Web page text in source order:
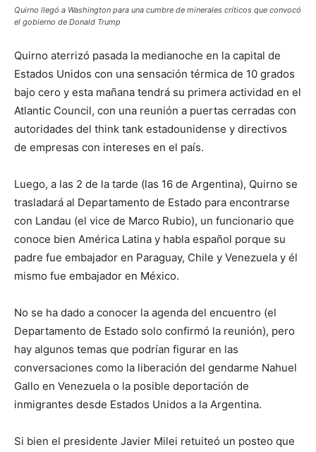
Quirno llegó a Washington para una cumbre de minerales críticos que convocó
el gobierno de Donald Trump
Quirno aterrizó pasada la medianoche en la capital de
Estados Unidos con una sensación térmica de 10 grados
bajo cero y esta mañana tendrá su primera actividad en el
Atlantic Council, con una reunión a puertas cerradas con
autoridades del think tank estadounidense y directivos
de empresas con intereses en el país.
Luego, a las 2 de la tarde (las 16 de Argentina), Quirno se
trasladará al Departamento de Estado para encontrarse
con Landau (el vice de Marco Rubio), un funcionario que
conoce bien América Latina y habla español porque su
padre fue embajador en Paraguay, Chile y Venezuela y él
mismo fue embajador en México.
No se ha dado a conocer la agenda del encuentro (el
Departamento de Estado solo confirmó la reunión), pero
hay algunos temas que podrían figurar en las
conversaciones como la liberación del gendarme Nahuel
Gallo en Venezuela o la posible deportación de
inmigrantes desde Estados Unidos a la Argentina.
Si bien el presidente Javier Milei retuiteó un posteo que